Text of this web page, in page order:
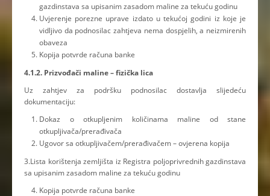
gazdinstava sa upisanim zasadom maline za tekuću godinu
Uvjerenje porezne uprave izdato u tekućoj godini iz koje je
vidljivo da podnosilac zahtjeva nema dospjelih, a neizmirenih
obaveza
Kopija potvrde računa banke
4.1.2. Prizvođači maline – fizička lica
Uz zahtjev za podršku podnosilac dostavlja slijedeću
dokumentaciju:
Dokaz o otkupljenim količinama maline od stane
otkupljivača/prerađivača
Ugovor sa otkupljivačem/prerađivačem – ovjerena kopija
3.Lista korištenja zemljišta iz Registra poljoprivrednih gazdinstava
sa upisanim zasadom maline za tekuću godinu
Kopija potvrde računa banke